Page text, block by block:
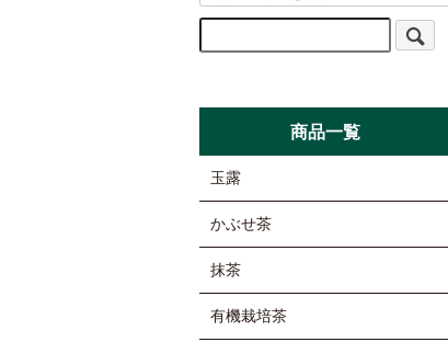
商品一覧
玉露
かぶせ茶
抹茶
有機栽培茶